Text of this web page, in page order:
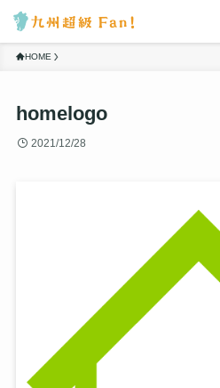
HOME
homelogo
2021/12/28